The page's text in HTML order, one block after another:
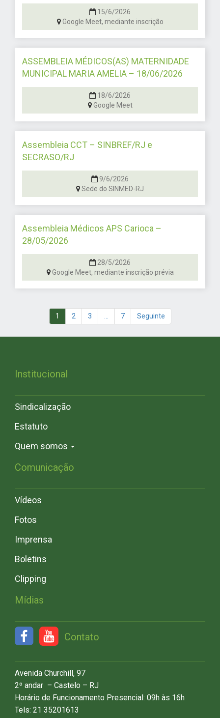
15/6/2026
Google Meet, mediante inscrição
ASSEMBLEIA MÉDICOS(AS) MATERNIDADE
MUNICIPAL MARIA AMELIA – 18/06/2026
18/6/2026
Google Meet
Assembleia CCT – SINBREF/RJ e
SECRASO/RJ
9/6/2026
Sede do SINMED-RJ
Assembleia Médicos APS Carioca –
28/05/2026
28/5/2026
Google Meet, mediante inscrição prévia
1 2 3 7 Seguinte
Institucional
Sindicalização
Estatuto
Quem somos
Comunicação
Vídeos
Fotos
Imprensa
Boletins
Clipping
Mídias
Contato
Avenida Churchill, 97
2º andar – Castelo – RJ
Horário de Funcionamento Presencial: 09h às 16h
Tels: 21 35201613